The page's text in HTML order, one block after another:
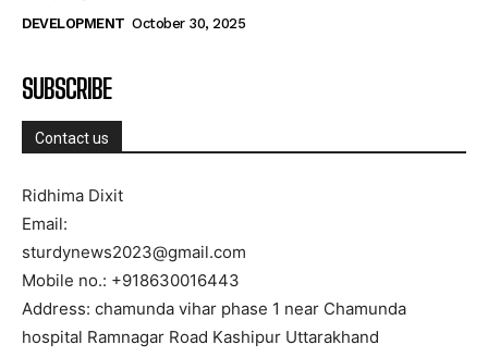
DEVELOPMENT October 30, 2025
SUBSCRIBE
Contact us
Ridhima Dixit
Email:
sturdynews2023@gmail.com
Mobile no.: +918630016443
Address: chamunda vihar phase 1 near Chamunda
hospital Ramnagar Road Kashipur Uttarakhand